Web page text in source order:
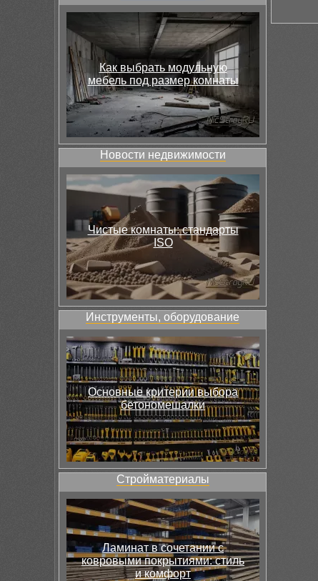
Как выбрать модульную
мебель под размер комнаты
Новости недвижимости
Чистые комнаты: стандарты
ISO
Инструменты, оборудование
Основные критерии выбора
бетономешалки
Стройматериалы
Ламинат в сочетании с
ковровыми покрытиями: стиль
и комфорт